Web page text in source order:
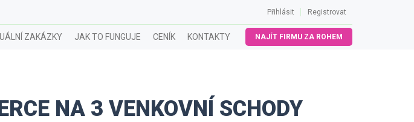
Přihlásit Registrovat
ZAKÁZKY JAK TO FUNGUJE CENÍK KONTAKTY NAJÍT FIRMU ZA ROHEM
NA 3 VENKOVNÍ SCHODY